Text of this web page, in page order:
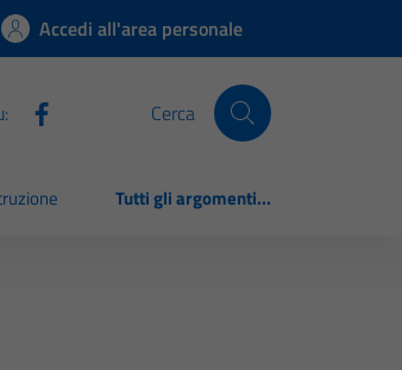
Accedi all'area personale
Cerca
Tutti gli argomenti...